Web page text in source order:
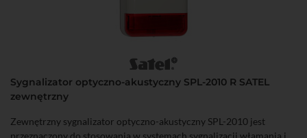
Sygnalizator optyczno-akustyczny SPL-2010 R SATEL
zewnętrzny
Zewnętrzny sygnalizator optyczno-akustyczny SPL-2010 jest
przeznaczony do stosowania w systemach sygnalizacji włamania i